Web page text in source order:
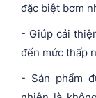
đặc biệt bơm
- Giúp cải
đến mức thấp
- Sản phẩm